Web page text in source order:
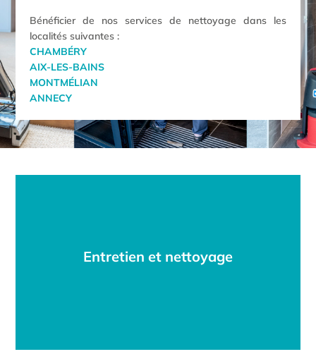
Bénéficier de nos services de nettoyage dans les
localités suivantes :
CHAMBÉRY
AIX-LES-BAINS
MONTMÉLIAN
ANNECY
Entretien et nettoyage